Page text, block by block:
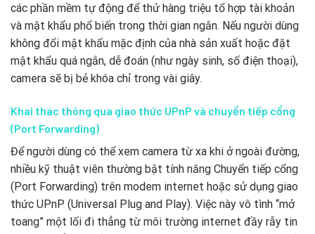
các phần mềm tự động để thử hàng triệu tổ hợp tài khoản
và mật khẩu phổ biến trong thời gian ngắn. Nếu người dùng
không đổi mật khẩu mặc định của nhà sản xuất hoặc đặt
mật khẩu quá ngắn, dễ đoán (như ngày sinh, số điện thoại),
camera sẽ bị bẻ khóa chỉ trong vài giây.
Khai thác thông qua giao thức UPnP và chuyển tiếp cổng
(Port Forwarding)
Để người dùng có thể xem camera từ xa khi ở ngoài đường,
nhiều kỹ thuật viên thường bật tính năng Chuyển tiếp cổng
(Port Forwarding) trên modem internet hoặc sử dụng giao
thức UPnP (Universal Plug and Play). Việc này vô tình “mở
toang” một lối đi thẳng từ môi trường internet đầy rẫy tin